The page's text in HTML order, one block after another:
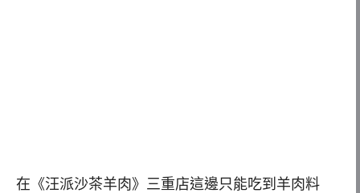
在《汪派沙茶羊肉》三重店這邊只能吃到羊肉料